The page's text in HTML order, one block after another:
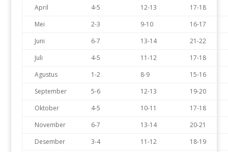
April
4-5 12-13
17-18
Mei
2-3 9-10
16-17
Juni
6-7 13-14
21-22
Juli
4-5 11-12
17-18
Agustus
1-2 8-9
15-16
September
5-6 12-13
19-20
Oktober
4-5 10-11
17-18
November
6-7 13-14
20-21
Desember
3-4 11-12 18-19